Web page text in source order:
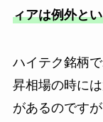
ィアは例外と
ハイテク銘柄
昇相場の時に
があるのです